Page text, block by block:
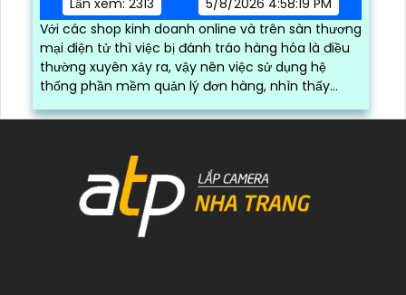
Với các shop kinh doanh online và trên sàn thương
mại điện tử thì việc bị đánh tráo hàng hóa là điều
thường xuyên xảy ra, vậy nên việc sử dụng hệ
thống phần mềm quản lý đơn hàng, nhìn thấy
là quy trình đóng gói cũng được ghi lại một cách